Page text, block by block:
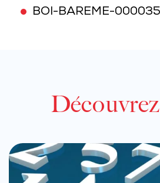
BOI-BAREME-000035